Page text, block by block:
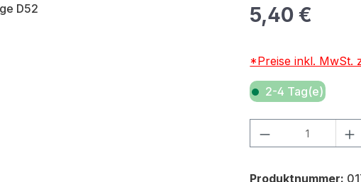
Regulärer Preis:
5,40 €
*Preise inkl. MwSt.
2-4 Tag(e)
Produkt Anzahl:
Produktnummer: